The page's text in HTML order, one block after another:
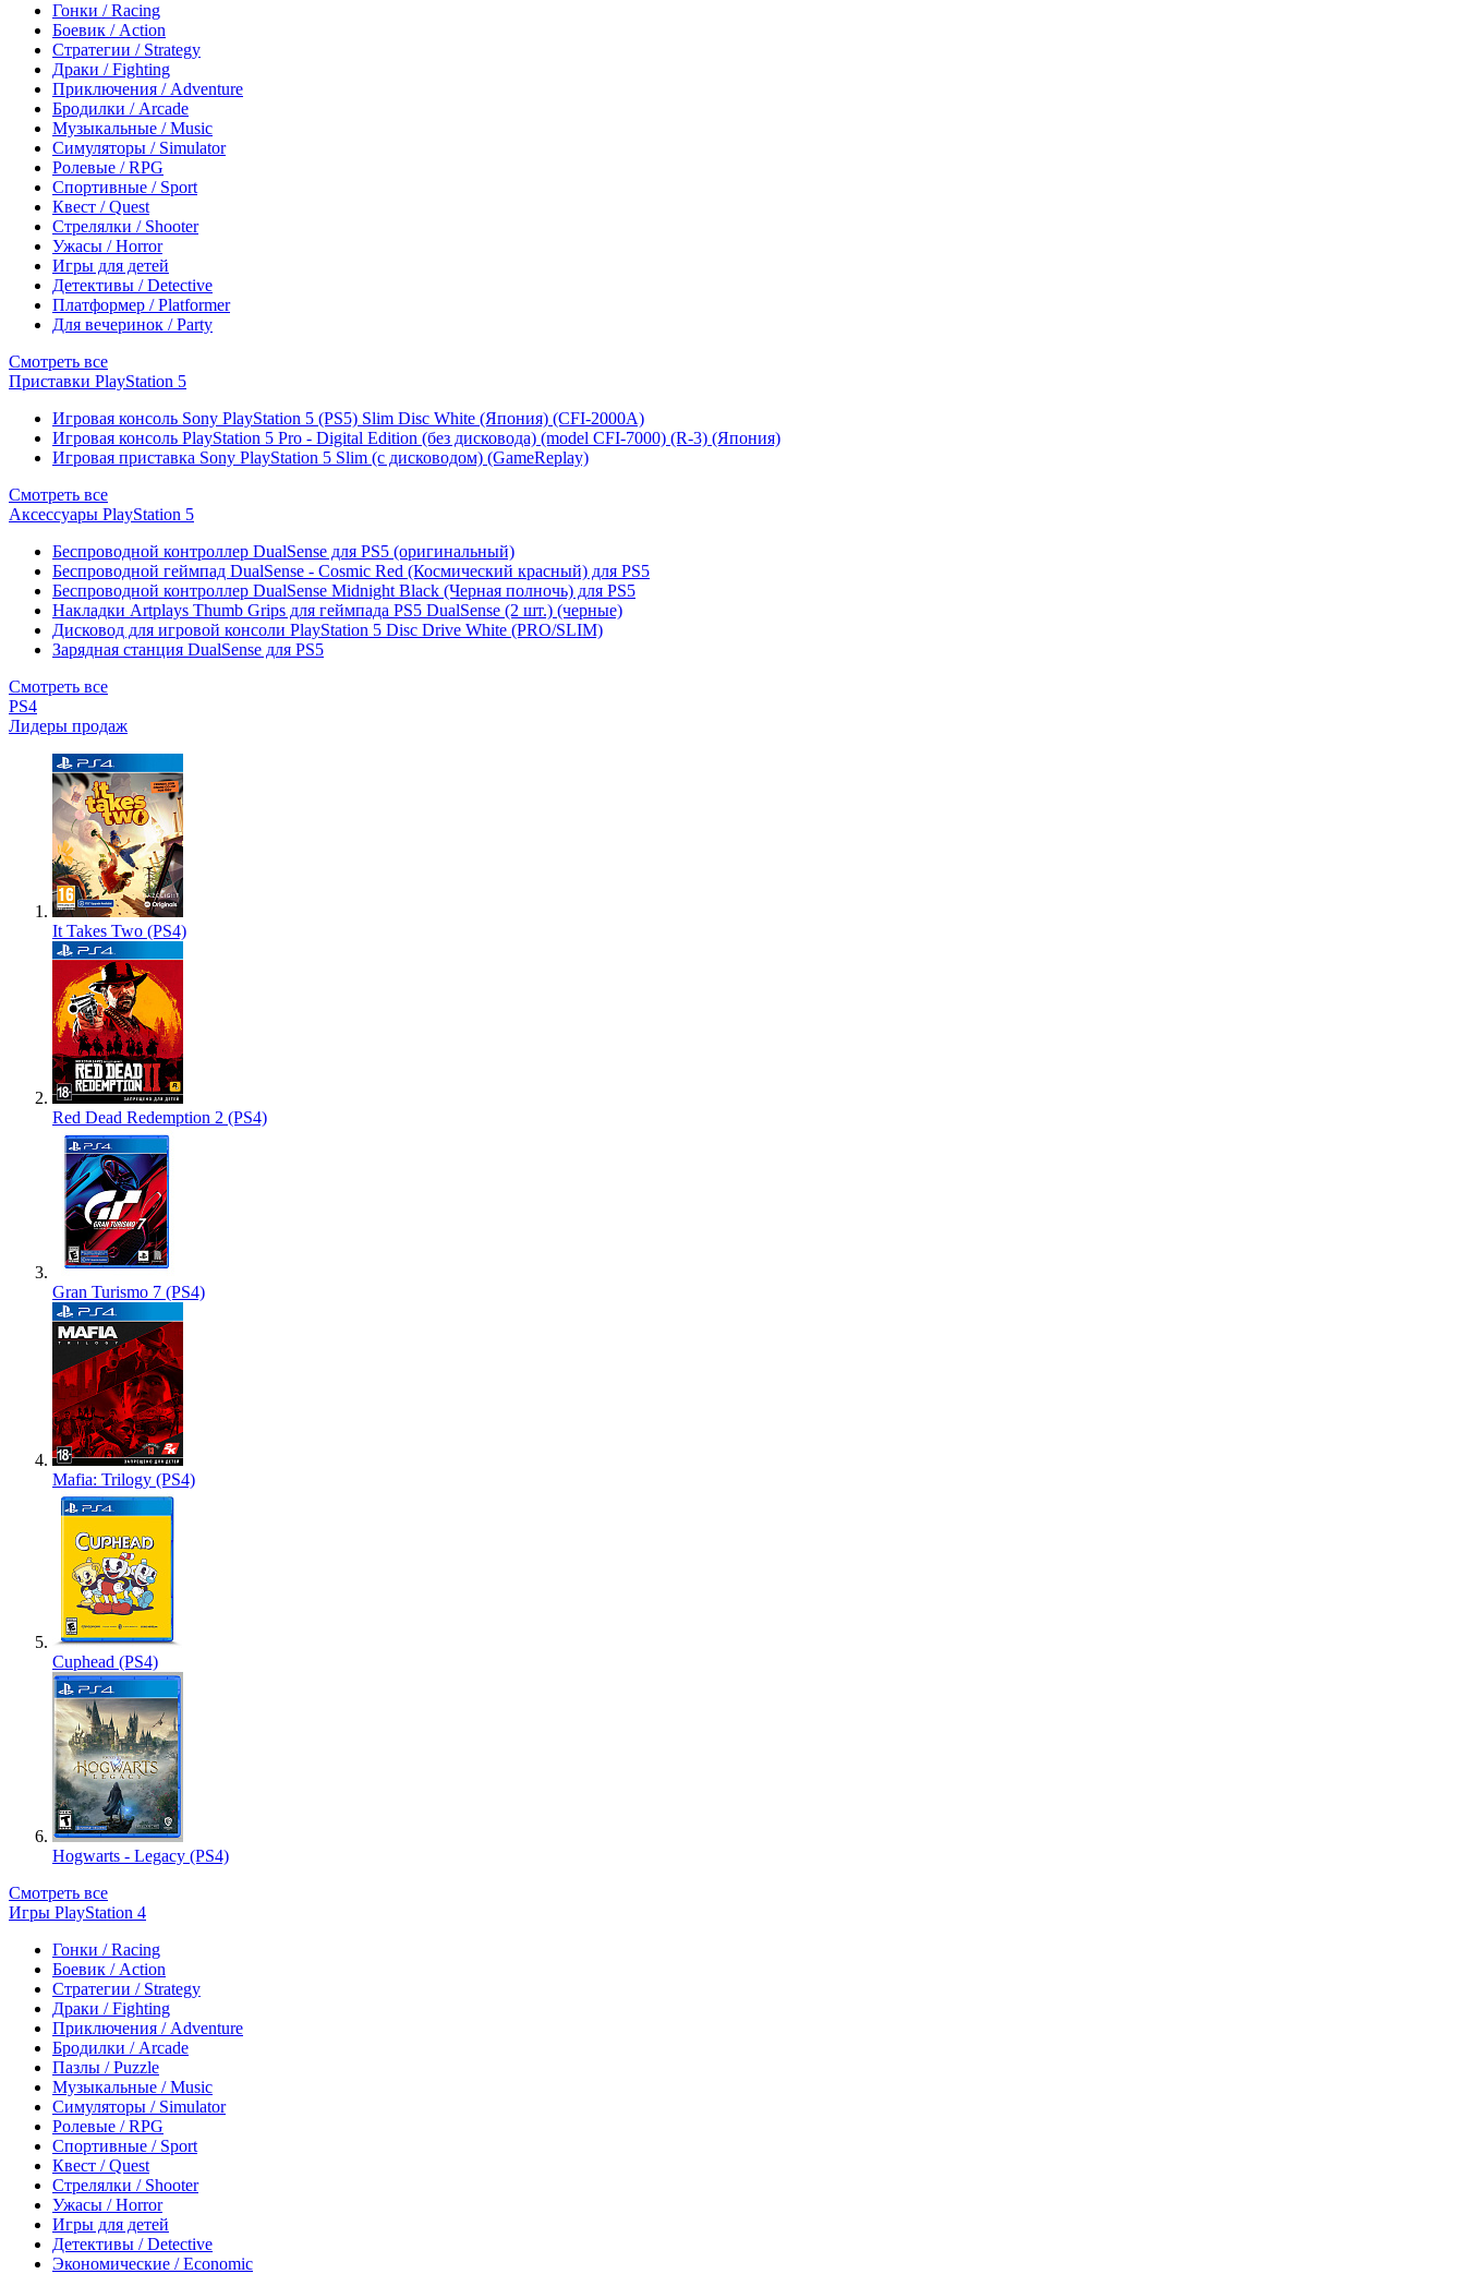
Гонки / Racing
Боевик / Action
Стратегии / Strategy
Драки / Fighting
Приключения / Adventure
Бродилки / Arcade
Музыкальные / Music
Симуляторы / Simulator
Ролевые / RPG
Спортивные / Sport
Квест / Quest
Стрелялки / Shooter
Ужасы / Horror
Игры для детей
Детективы / Detective
Платформер / Platformer
Для вечеринок / Party
Смотреть все
Приставки PlayStation 5
Игровая консоль Sony PlayStation 5 (PS5) Slim Disc White (Япония) (CFI-2000A)
Игровая консоль PlayStation 5 Pro - Digital Edition (без дисковода) (model CFI-7000) (R-3) (Япония)
Игровая приставка Sony PlayStation 5 Slim (с дисководом) (GameReplay)
Смотреть все
Аксессуары PlayStation 5
Беспроводной контроллер DualSense для PS5 (оригинальный)
Беспроводной геймпад DualSense - Cosmic Red (Космический красный) для PS5
Беспроводной контроллер DualSense Midnight Black (Черная полночь) для PS5
Накладки Artplays Thumb Grips для геймпада PS5 DualSense (2 шт.) (черные)
Дисковод для игровой консоли PlayStation 5 Disc Drive White (PRO/SLIM)
Зарядная станция DualSense для PS5
Смотреть все
PS4
Лидеры продаж
It Takes Two (PS4)
Red Dead Redemption 2 (PS4)
Gran Turismo 7 (PS4)
Mafia: Trilogy (PS4)
Cuphead (PS4)
Hogwarts - Legacy (PS4)
Смотреть все
Игры PlayStation 4
Гонки / Racing
Боевик / Action
Стратегии / Strategy
Драки / Fighting
Приключения / Adventure
Бродилки / Arcade
Пазлы / Puzzle
Музыкальные / Music
Симуляторы / Simulator
Ролевые / RPG
Спортивные / Sport
Квест / Quest
Стрелялки / Shooter
Ужасы / Horror
Игры для детей
Детективы / Detective
Экономические / Economic